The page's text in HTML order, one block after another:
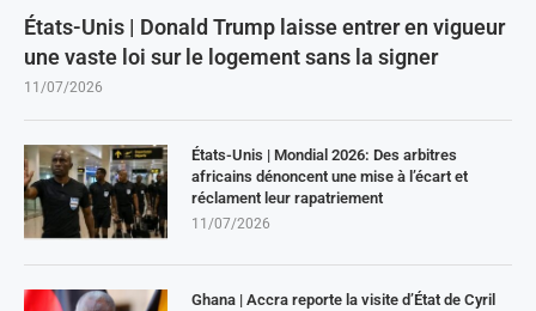
États-Unis | Donald Trump laisse entrer en vigueur
une vaste loi sur le logement sans la signer
11/07/2026
États-Unis | Mondial 2026: Des arbitres
africains dénoncent une mise à l’écart et
réclament leur rapatriement
11/07/2026
Ghana | Accra reporte la visite d’État de Cyril